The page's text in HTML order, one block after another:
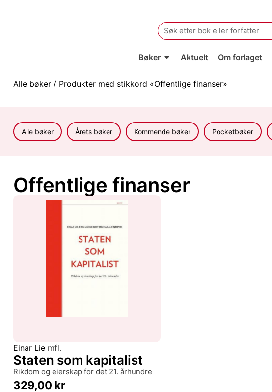
Search
for:
Bøker Aktuelt Om forlaget
Alle bøker / Produkter med stikkord «Offentlige finanser»
Alle bøker Årets bøker Kommende bøker Pocketbøker
Offentlige finanser
Einar Lie mfl.
Staten som kapitalist
rikdom og eierskap for det 21. århundre
329,00 kr